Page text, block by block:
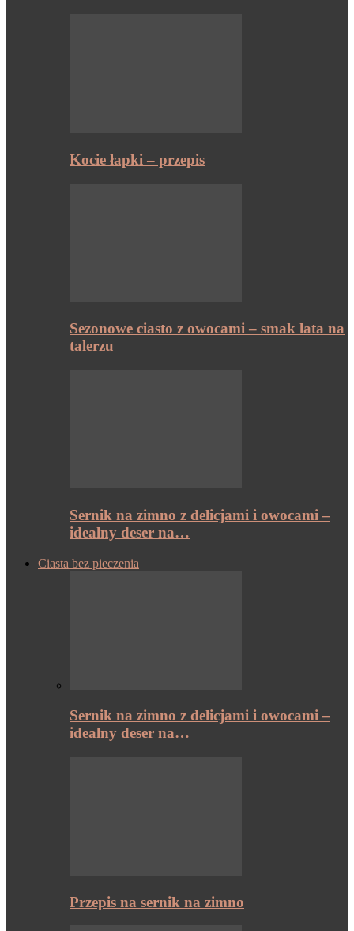
Kocie łapki – przepis
Sezonowe ciasto z owocami – smak lata na
talerzu
Sernik na zimno z delicjami i owocami –
idealny deser na…
Ciasta bez pieczenia
Sernik na zimno z delicjami i owocami –
idealny deser na…
Przepis na sernik na zimno